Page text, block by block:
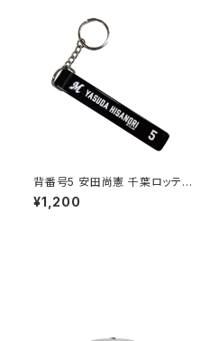
背番号5 安田尚憲 千葉ロッテマ
リーンズ 選手ホテルキーホルダ
ー
¥1,200